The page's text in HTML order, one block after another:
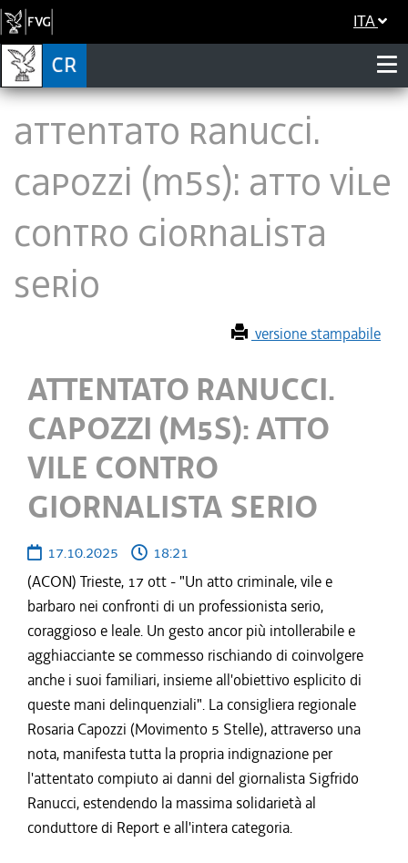
ITA
ATTENTATO RANUCCI.
CAPOZZI (M5S): ATTO VILE
CONTRO GIORNALISTA
SERIO
versione stampabile
ATTENTATO RANUCCI.
CAPOZZI (M5S): ATTO
VILE CONTRO
GIORNALISTA SERIO
17.10.2025
18:21
(ACON) Trieste, 17 ott - "Un atto criminale, vile e
barbaro nei confronti di un professionista serio,
coraggioso e leale. Un gesto ancor più intollerabile e
agghiacciante se commesso rischiando di coinvolgere
anche i suoi familiari, insieme all'obiettivo esplicito di
queste mani delinquenziali". La consigliera regionale
Rosaria Capozzi (Movimento 5 Stelle), attraverso una
nota, manifesta tutta la propria indignazione per
l'attentato compiuto ai danni del giornalista Sigfrido
Ranucci, estendendo la massima solidarietà al
conduttore di Report e all'intera categoria.